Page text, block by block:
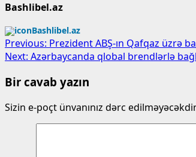
Bashlibel.az
Bashlibel.az
Post
navigation
Previous: Prezident ABŞ-ın Qafqaz üzrə
Next: Azərbaycanda qlobal brendlərlə
Bir cavab yazın
Sizin e-poçt ünvanınız dərc